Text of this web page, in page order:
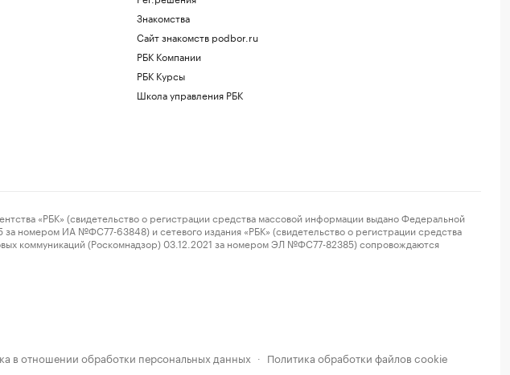
Знакомства
Сайт знакомств podbor.ru
РБК Компании
РБК Курсы
Школа управления РБК
«РБК» (свидетельство о регистрации средства массовой информации выдано Федеральной
номером ИА №ФС77-63848) и сетевого издания «РБК» (свидетельство о регистрации средства
коммуникаций (Роскомнадзор) 03.12.2021 за номером ЭЛ №ФС77-82385) сопровождаются
в отношении обработки персональных данных · Политика обработки файлов cookie